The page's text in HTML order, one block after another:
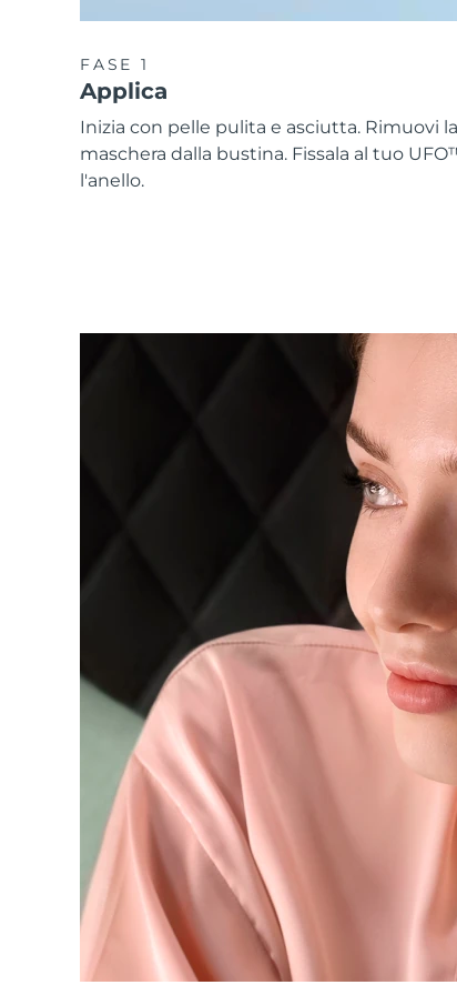
FASE 1
Applica
Inizia con pelle pulita e asciutta. Rimuovi la
maschera dalla bustina. Fissala al tuo
l'anello.